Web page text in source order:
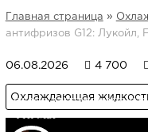
Главная страница »
антифризов G12: Лукойл,
06.08.2026 4 700
Охлаждающая
ОБЗОР АНТИФРИЗОВ
ФИРМЫ